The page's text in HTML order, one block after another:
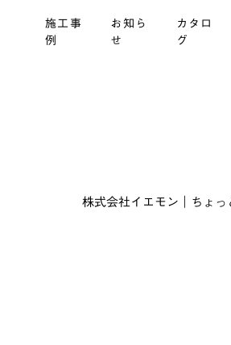
施工事
例
お知ら
せ
カタロ
グ
株式会社イエモン｜ちょ